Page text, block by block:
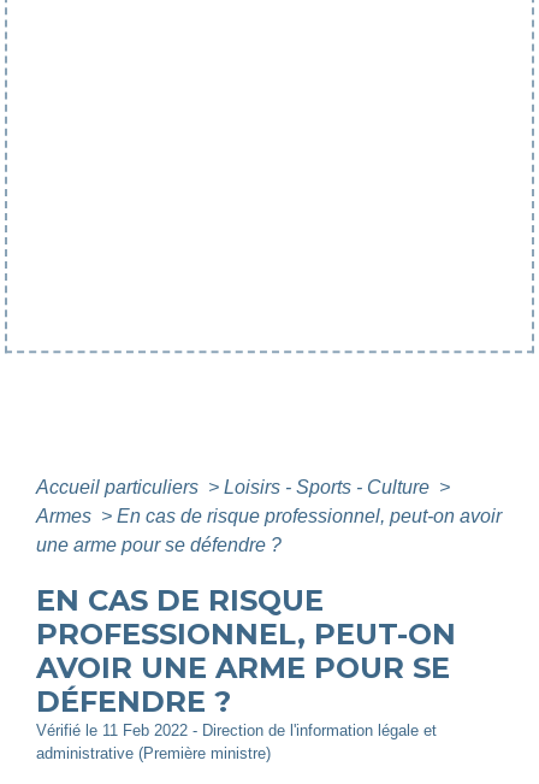
Accueil particuliers > Loisirs - Sports - Culture >
Armes > En cas de risque professionnel, peut-on avoir
une arme pour se défendre ?
EN CAS DE RISQUE
PROFESSIONNEL, PEUT-ON
AVOIR UNE ARME POUR SE
DÉFENDRE ?
Vérifié le 11 Feb 2022 - Direction de l'information légale et
administrative (Première ministre)